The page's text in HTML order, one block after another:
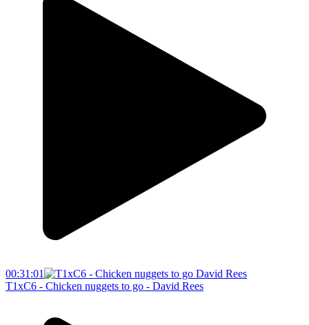
00:31:01
T1xC6 - Chicken nuggets to go - David Rees